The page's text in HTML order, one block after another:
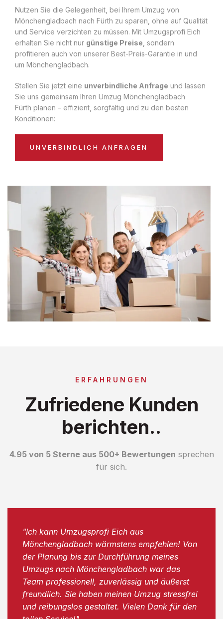
Nutzen Sie die Gelegenheit, bei Ihrem Umzug von
Mönchengladbach nach Fürth zu sparen, ohne auf Qualität
und Service verzichten zu müssen. Mit Umzugsprofi Eich
erhalten Sie nicht nur günstige Preise , sondern
profitieren auch von unserer Best-Preis-Garantie in und
um Mönchengladbach.
Stellen Sie jetzt eine unverbindliche Anfrage und lassen
Sie uns gemeinsam Ihren Umzug Mönchengladbach
Fürth planen – effizient, sorgfältig und zu den besten
Konditionen:
UNVERBINDLICH ANFRAGEN
ERFAHRUNGEN
Zufriedene Kunden
berichten..
4.95 von 5 Sterne aus 500+ Bewertungen sprechen
für sich.
"Ich kann Umzugsprofi Eich aus
Mönchengladbach wärmstens empfehlen! Von
der Planung bis zur Durchführung meines
Umzugs nach Mönchengladbach war das
Team professionell, zuverlässig und äußerst
freundlich. Sie haben meinen Umzug stressfrei
und reibungslos gestaltet. Vielen Dank für den